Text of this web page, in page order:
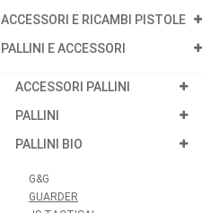
ACCESSORI E RICAMBI PISTOLE
PALLINI E ACCESSORI
ACCESSORI PALLINI
PALLINI
PALLINI BIO
G&G
GUARDER